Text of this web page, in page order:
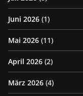
Juni 2026 (1)
Mai 2026 (11)
April 2026 (2)
März 2026 (4)